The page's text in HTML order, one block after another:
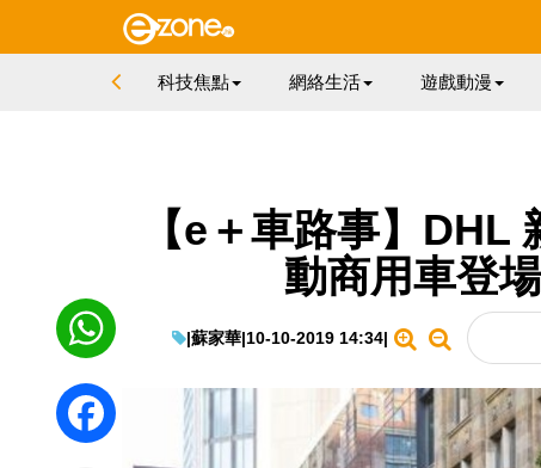
科技焦點 網絡生活 遊戲動漫
【e＋車路事】
動商用車登
|蘇家華|10-10-2019 14:34|
WhatsApp